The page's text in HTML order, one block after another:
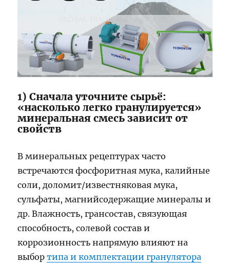
1) Сначала уточните сырьё:
«насколько легко гранулируется»
минеральная смесь зависит от
свойств
В минеральных рецептурах часто
встречаются фосфоритная мука, калийные
соли, доломит/известняковая мука,
сульфаты, магнийсодержащие минералы и
др. Влажность, грансостав, связующая
способность, солевой состав и
коррозионность напрямую влияют на
выбортипа и комплектации гранулятора